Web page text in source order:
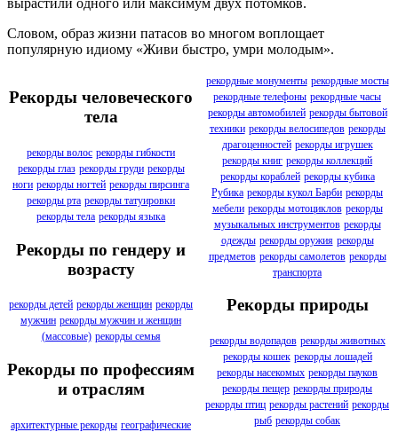
Словом, образ жизни патасов во многом воплощает
популярную идиому «Живи быстро, умри молодым».
Рекорды человеческого
тела
рекорды волос рекорды гибкости
рекорды глаз рекорды груди рекорды
ноги рекорды ногтей рекорды пирсинга
рекорды рта рекорды татуировки
рекорды тела рекорды языка
Рекорды по гендеру и
возрасту
рекорды детей рекорды женщин рекорды
мужчин рекорды мужчин и женщин
(массовые) рекорды семья
Рекорды по профессиям
и отраслям
архитектурные рекорды географические
рекордные монументы рекордные мосты
рекордные телефоны рекордные часы
рекорды автомобилей рекорды бытовой
техники рекорды велосипедов рекорды
драгоценностей рекорды игрушек
рекорды книг рекорды коллекций
рекорды кораблей рекорды кубика
Рубика рекорды кукол Барби рекорды
мебели рекорды мотоциклов рекорды
музыкальных инструментов рекорды
одежды рекорды оружия рекорды
предметов рекорды самолетов рекорды
транспорта
Рекорды природы
рекорды водопадов рекорды животных
рекорды кошек рекорды лошадей
рекорды насекомых рекорды пауков
рекорды пещер рекорды природы
рекорды птиц рекорды растений рекорды
рыб рекорды собак